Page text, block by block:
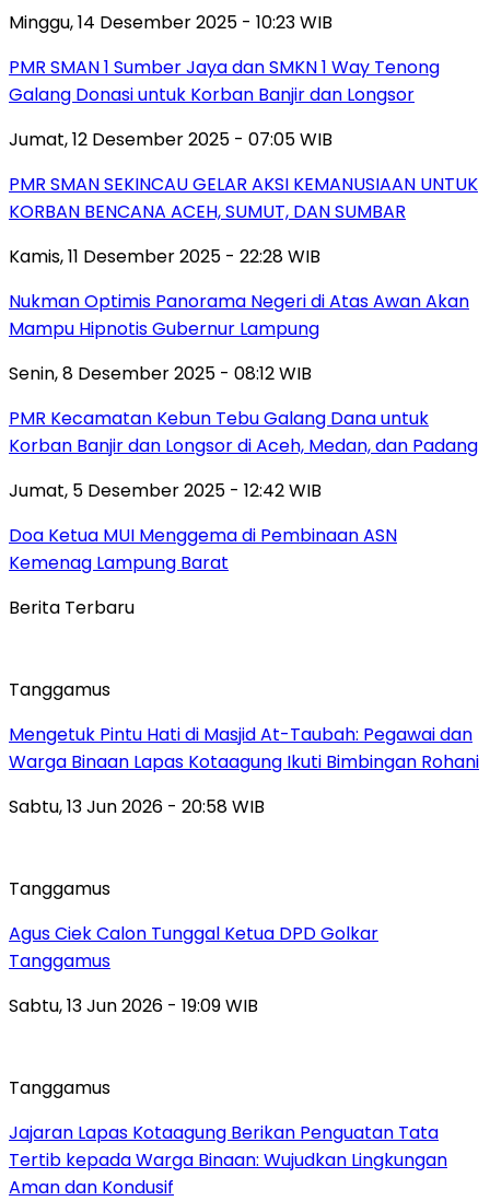
Minggu, 14 Desember 2025 - 10:23 WIB
PMR SMAN 1 Sumber Jaya dan SMKN 1 Way Tenong
Galang Donasi untuk Korban Banjir dan Longsor
Jumat, 12 Desember 2025 - 07:05 WIB
PMR SMAN SEKINCAU GELAR AKSI KEMANUSIAAN UNTUK
KORBAN BENCANA ACEH, SUMUT, DAN SUMBAR
Kamis, 11 Desember 2025 - 22:28 WIB
Nukman Optimis Panorama Negeri di Atas Awan Akan
Mampu Hipnotis Gubernur Lampung
Senin, 8 Desember 2025 - 08:12 WIB
PMR Kecamatan Kebun Tebu Galang Dana untuk
Korban Banjir dan Longsor di Aceh, Medan, dan Padang
Jumat, 5 Desember 2025 - 12:42 WIB
Doa Ketua MUI Menggema di Pembinaan ASN
Kemenag Lampung Barat
Berita Terbaru
Tanggamus
Mengetuk Pintu Hati di Masjid At-Taubah: Pegawai dan
Warga Binaan Lapas Kotaagung Ikuti Bimbingan Rohani
Sabtu, 13 Jun 2026 - 20:58 WIB
Tanggamus
Agus Ciek Calon Tunggal Ketua DPD Golkar
Tanggamus
Sabtu, 13 Jun 2026 - 19:09 WIB
Tanggamus
Jajaran Lapas Kotaagung Berikan Penguatan Tata
Tertib kepada Warga Binaan: Wujudkan Lingkungan
Aman dan Kondusif